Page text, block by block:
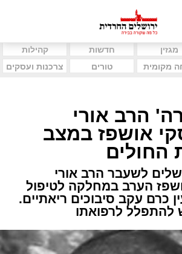
מגזין חדשות
קהילות
מקומית טורים צרכנות ועסקים
הרב אורי
אושפז במצב
החולים
לשעבר הרב אורי
הערב במחלקה לטיפול
כרם עקב סיבוכים ריאתיים.
להתפלל לרפואתו